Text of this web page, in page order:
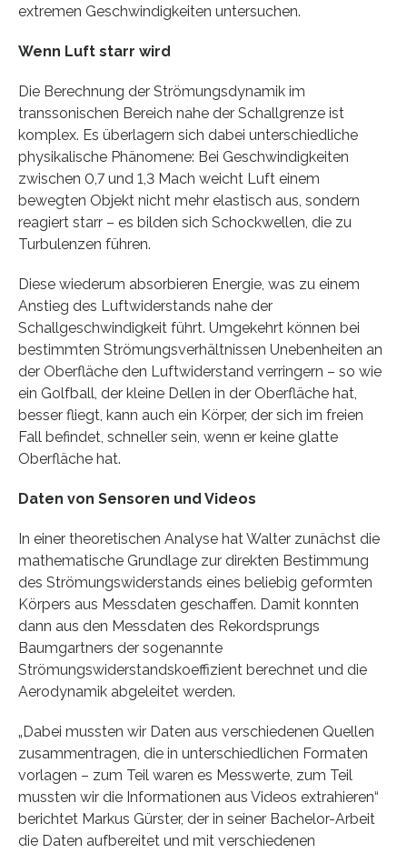
extremen Geschwindigkeiten untersuchen.
Wenn Luft starr wird
Die Berechnung der Strömungsdynamik im
transsonischen Bereich nahe der Schallgrenze ist
komplex. Es überlagern sich dabei unterschiedliche
physikalische Phänomene: Bei Geschwindigkeiten
zwischen 0,7 und 1,3 Mach weicht Luft einem
bewegten Objekt nicht mehr elastisch aus, sondern
reagiert starr – es bilden sich Schockwellen, die zu
Turbulenzen führen.
Diese wiederum absorbieren Energie, was zu einem
Anstieg des Luftwiderstands nahe der
Schallgeschwindigkeit führt. Umgekehrt können bei
bestimmten Strömungsverhältnissen Unebenheiten an
der Oberfläche den Luftwiderstand verringern – so wie
ein Golfball, der kleine Dellen in der Oberfläche hat,
besser fliegt, kann auch ein Körper, der sich im freien
Fall befindet, schneller sein, wenn er keine glatte
Oberfläche hat.
Daten von Sensoren und Videos
In einer theoretischen Analyse hat Walter zunächst die
mathematische Grundlage zur direkten Bestimmung
des Strömungswiderstands eines beliebig geformten
Körpers aus Messdaten geschaffen. Damit konnten
dann aus den Messdaten des Rekordsprungs
Baumgartners der sogenannte
Strömungswiderstandskoeffizient berechnet und die
Aerodynamik abgeleitet werden.
„Dabei mussten wir Daten aus verschiedenen Quellen
zusammentragen, die in unterschiedlichen Formaten
vorlagen – zum Teil waren es Messwerte, zum Teil
mussten wir die Informationen aus Videos extrahieren“
berichtet Markus Gürster, der in seiner Bachelor-Arbeit
die Daten aufbereitet und mit verschiedenen